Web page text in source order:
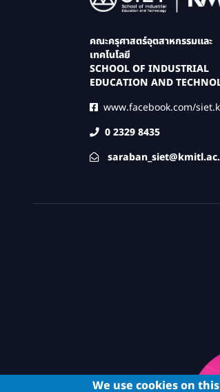
คณะครุศาสตร์อุตสาหกรรมและ
เทคโนโลยี
SCHOOL OF INDUSTRIAL
EDUCATION AND
www.facebook.com/
0 2329 8435
We use cookies on